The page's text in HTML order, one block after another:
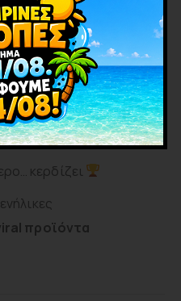
υγρή γέμιση
challenges
& parties
πίεσε τη γέμιση και μην
κερδίζει
προϊόντα